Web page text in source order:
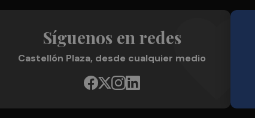
Síguenos en redes
Castellón Plaza, desde cualquier medio